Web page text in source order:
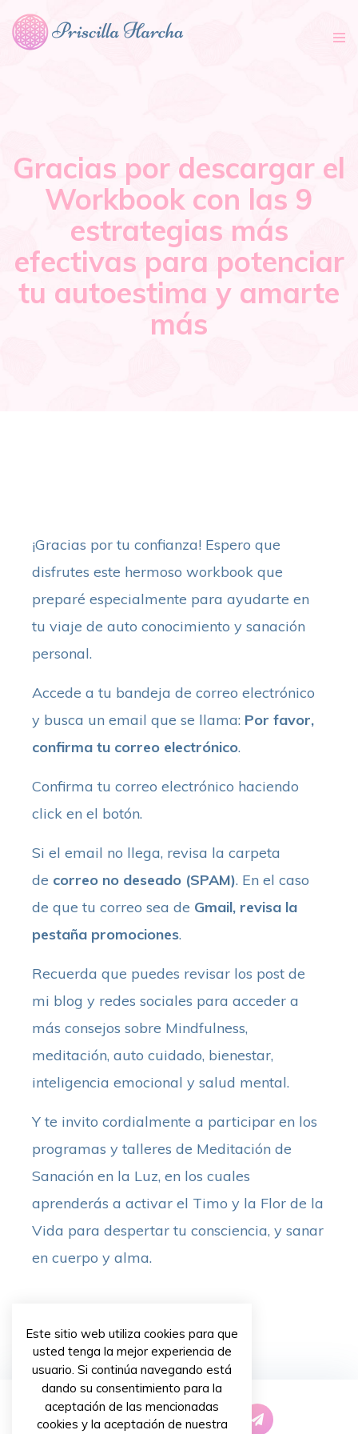
Gracias por descargar el
Workbook con las 9
estrategias más
efectivas para potenciar
tu autoestima y amarte
más
¡Gracias por tu confianza! Espero que
disfrutes este hermoso workbook que
preparé especialmente para ayudarte en
tu viaje de auto conocimiento y sanación
personal.
Accede a tu bandeja de correo electrónico
y busca un email que se llama: Por favor,
confirma tu correo electrónico.
Confirma tu correo electrónico haciendo
click en el botón.
Si el email no llega, revisa la carpeta
de correo no deseado (SPAM). En el caso
de que tu correo sea de Gmail, revisa la
pestaña promociones.
Recuerda que puedes revisar los post de
mi blog y redes sociales para acceder a
más consejos sobre Mindfulness,
meditación, auto cuidado, bienestar,
inteligencia emocional y salud mental.
Y te invito cordialmente a participar en los
programas y talleres de Meditación de
Sanación en la Luz, en los cuales
aprenderás a activar el Timo y la Flor de la
Vida para despertar tu consciencia, y sanar
en cuerpo y alma.
Este sitio web utiliza cookies para que
usted tenga la mejor experiencia de
usuario. Si continúa navegando está
dando su consentimiento para la
aceptación de las mencionadas
cookies y la aceptación de nuestra